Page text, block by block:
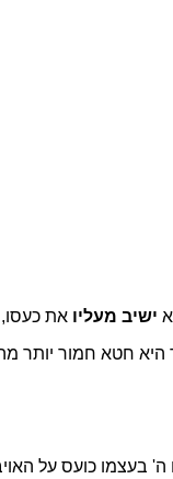
ישיב מעליו את כעסו,
היא חטא חמור
בעצמו כועס על